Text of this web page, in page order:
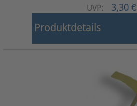
UVP: 3,30 €
Produktdetails